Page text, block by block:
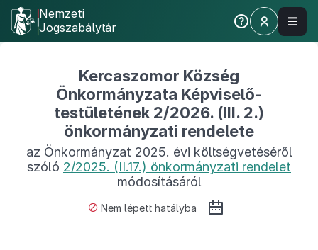
Nemzeti
Jogszabálytár
Kercaszomor Község
Önkormányzata Képviselő-
testületének 2/2026. (III. 2.)
önkormányzati rendelete
az Önkormányzat 2025. évi költségvetéséről
szóló 2/2025. (II.17.) önkormányzati rendelet
módosításáról
Nem lépett hatályba